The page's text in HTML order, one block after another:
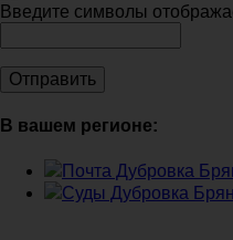
Введите символы
В вашем регионе:
Почта Дубровка
Суды Дубровка